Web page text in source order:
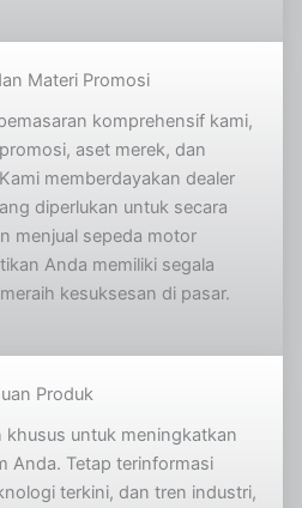
Materi Promosi
komprehensif kami,
aset merek, dan
memberdayakan dealer
diperlukan untuk secara
menjual sepeda motor
Anda memiliki segala
kesuksesan di pasar.
Produk
khusus untuk meningkatkan
Anda. Tetap terinformasi
terkini, dan tren industri,